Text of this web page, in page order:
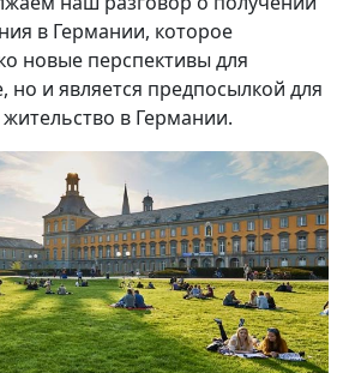
в Германии, которое
новые перспективы для
но и является предпосылкой для
в Германии.